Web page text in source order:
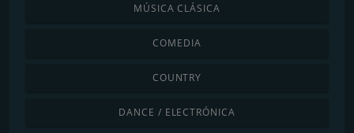
MÚSICA CLÁSICA
COMEDIA
COUNTRY
DANCE / ELECTRÓNICA